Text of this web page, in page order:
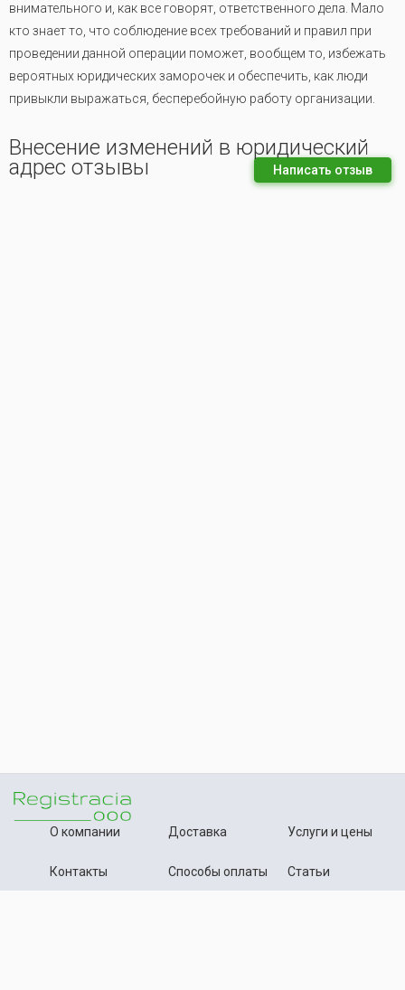
внимательного и, как все говорят, ответственного дела. Мало
кто знает то, что соблюдение всех требований и правил при
проведении данной операции поможет, вообщем то, избежать
вероятных юридических заморочек и обеспечить, как люди
привыкли выражаться, бесперебойную работу организации.
Внесение изменений в юридический
адрес отзывы Написать отзыв
О компании
Контакты
Доставка
Способы оплаты
Услуги и цены
Статьи